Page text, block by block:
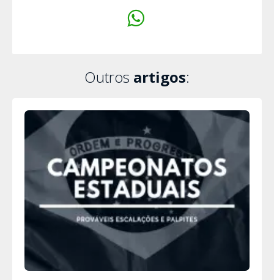
Outros artigos: